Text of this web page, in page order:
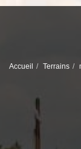
Accueil Terrains